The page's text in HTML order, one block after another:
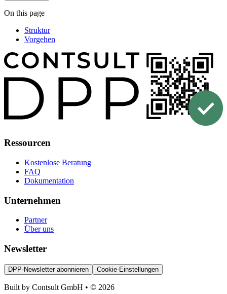
On this page
Struktur
Vorgehen
Ressourcen
Kostenlose Beratung
FAQ
Dokumentation
Unternehmen
Partner
Über uns
Newsletter
DPP-Newsletter abonnieren Cookie-Einstellungen
Built by Contsult GmbH • © 2026